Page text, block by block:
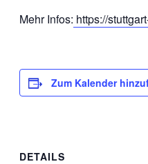
Mehr Infos: https://
Zum Kalender
DETAILS